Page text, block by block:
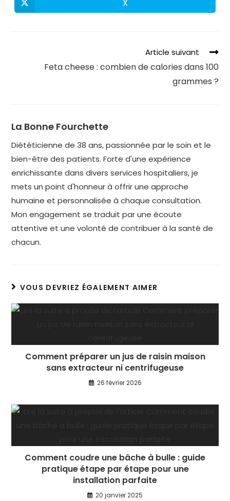
X
Article suivant
Feta cheese : combien de calories dans 100
grammes ?
La Bonne Fourchette
Diététicienne de 38 ans, passionnée par le soin et le
bien-être des patients. Forte d'une expérience
enrichissante dans divers services hospitaliers, je
mets un point d'honneur à offrir une approche
humaine et personnalisée à chaque consultation.
Mon engagement se traduit par une écoute
attentive et une volonté de contribuer à la santé de
chacun.
VOUS DEVRIEZ ÉGALEMENT AIMER
Comment préparer un jus de raisin maison
sans extracteur ni centrifugeuse
26 février 2026
Comment coudre une bâche à bulle : guide
pratique étape par étape pour une
installation parfaite
20 janvier 2025